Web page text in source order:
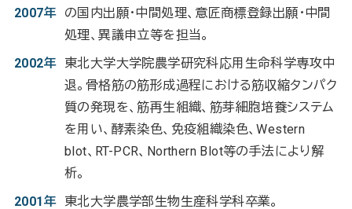
2007年 の国内出願・中間処理、意匠商標登録出願・中間
処理、異議申立等を担当。
2002年 東北大学大学院農学研究科応用生命科学専攻中
退。骨格筋の筋形成過程における筋収縮タンパク
質の発現を、筋再生組織、筋芽細胞培養システム
を用い、酵素染色、免疫組織染色、Western
blot、RT-PCR、Northern Blot等の手法により解
析。
2001年 東北大学農学部生物生産科学科卒業。